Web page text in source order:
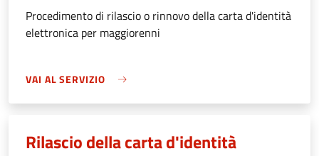
Procedimento di rilascio o rinnovo della carta d'identità
elettronica per maggiorenni
VAI AL SERVIZIO
Rilascio della carta d'identità